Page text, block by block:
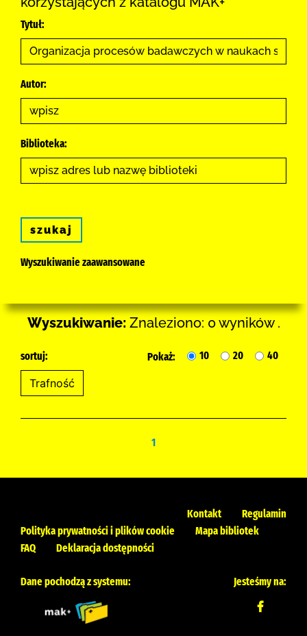
Tytuł:
Autor:
Biblioteka:
szukaj
Wyszukiwanie zaawansowane
Wyszukiwanie: Znaleziono: 0 wyników .
sortuj: Pokaż: 10 20 40
1
Kontakt
Regulamin
Polityka prywatności i plików cookie
Mapa bibliotek
FAQ
Deklaracja dostępności
Dane pochodzą z systemu: Jesteśmy na: